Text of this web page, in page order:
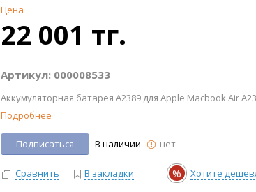
Цена
22 001 тг.
Артикул: 000008533
Аккумуляторная батарея A2389 для Apple Macbook Air
Подробнее
Подписаться В наличии нет
Сравнить В закладки % Хотите